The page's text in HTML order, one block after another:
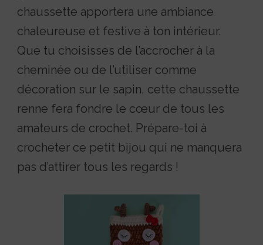
chaussette apportera une ambiance
chaleureuse et festive à ton intérieur.
Que tu choisisses de l’accrocher à la
cheminée ou de l’utiliser comme
décoration sur le sapin, cette chaussette
renne fera fondre le cœur de tous les
amateurs de crochet. Prépare-toi à
crocheter ce petit bijou qui ne manquera
pas d’attirer tous les regards !